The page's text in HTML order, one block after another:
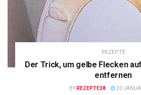
REZEPTE
Der Trick, um gelbe Flecken
entfernen
BY REZEPTE38 20